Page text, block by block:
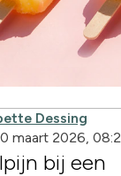
Dessing
maart 2026,
bij een